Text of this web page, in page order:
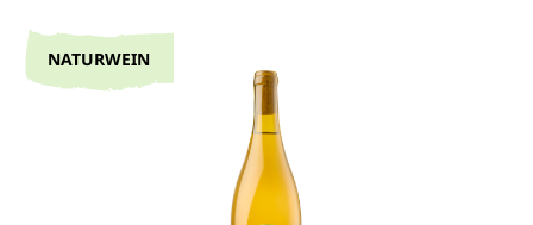
Bildergalerie überspringen
NATURWEIN